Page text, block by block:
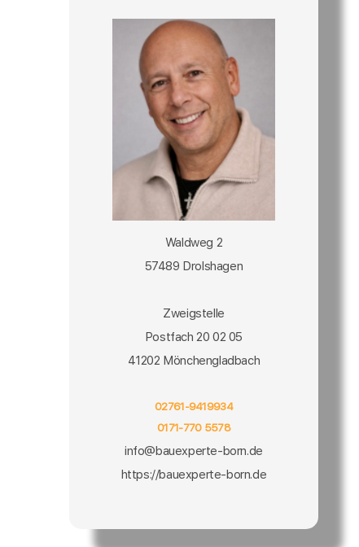
Waldweg 2
57489 Drolshagen
Zweigstelle
Postfach 20 02 05
41202 Mönchengladbach
02761-9419934
0171-770 5578
info@bauexperte-born.de
https://bauexperte-born.de